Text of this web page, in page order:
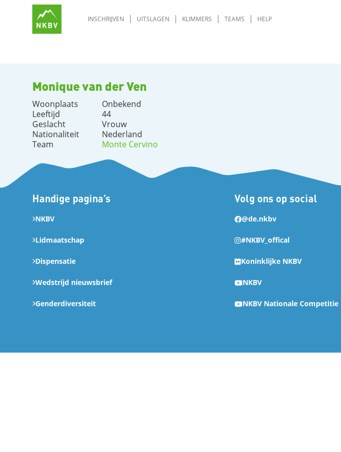
INSCHRIJVEN UITSLAGEN KLIMMERS TEAMS HELP
Monique van der Ven
Woonplaats
Onbekend
Leeftijd
44
Geslacht
Vrouw
Nationaliteit
Nederland
Team
Monte Cervino
Handige pagina’s
NKBV
Lidmaatschap
Dispensatie
Wedstrijd nieuwsbrief
Genderdiversiteit
Volg ons op social
@de.nkbv
#NKBV_offical
Koninklijke NKBV
NKBV
NKBV Nationale Competitie